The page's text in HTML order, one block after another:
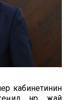
кабинетинин